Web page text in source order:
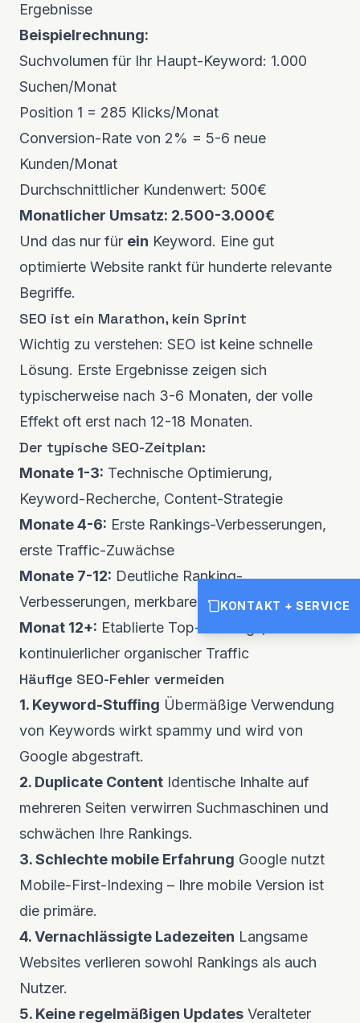
Ergebnisse
Beispielrechnung:
Suchvolumen für Ihr Haupt-Keyword: 1.000
Suchen/Monat
Position 1 = 285 Klicks/Monat
Conversion-Rate von 2% = 5-6 neue
Kunden/Monat
Durchschnittlicher Kundenwert: 500€
Monatlicher Umsatz: 2.500-3.000€
Und das nur für ein Keyword. Eine gut
optimierte Website rankt für hunderte relevante
Begriffe.
SEO ist ein Marathon, kein Sprint
Wichtig zu verstehen: SEO ist keine schnelle
Lösung. Erste Ergebnisse zeigen sich
typischerweise nach 3-6 Monaten, der volle
Effekt oft erst nach 12-18 Monaten.
Der typische SEO-Zeitplan:
Monate 1-3: Technische Optimierung,
Keyword-Recherche, Content-Strategie
Monate 4-6: Erste Rankings-Verbesserungen,
erste Traffic-Zuwächse
Monate 7-12: Deutliche Ranking-
Verbesserungen, merkbarer Traffic-Anstieg
Monat 12+: Etablierte Top-Rankings,
kontinuierlicher organischer Traffic
Häufige SEO-Fehler vermeiden
1. Keyword-Stuffing Übermäßige Verwendung
von Keywords wirkt spammy und wird von
Google abgestraft.
2. Duplicate Content Identische Inhalte auf
mehreren Seiten verwirren Suchmaschinen und
schwächen Ihre Rankings.
3. Schlechte mobile Erfahrung Google nutzt
Mobile-First-Indexing – Ihre mobile Version ist
die primäre.
4. Vernachlässigte Ladezeiten Langsame
Websites verlieren sowohl Rankings als auch
Nutzer.
5. Keine regelmäßigen Updates Veralteter
KONTAKT + SERVICE